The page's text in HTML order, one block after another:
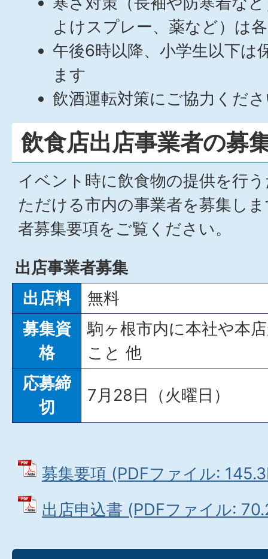
よけスプレー、薬など）は
午後6時以降、小学生以下は
ます
飲酒運転対策にご協力くだ
飲食店出店事業者の募
イベント時に飲食物の提供を行
ただける市内の事業者を募集し
者募集要項をご覧ください。
出店事業者募集
出店料
無料
募集資
格
駒ヶ根市内に本社や本
こと 他
応募締
切
7月28日（火曜日）
募集要項 (PDFファイル:
出店申込書 (PDFファイル: